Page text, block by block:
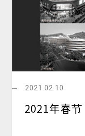
2021.02.10
2021年春